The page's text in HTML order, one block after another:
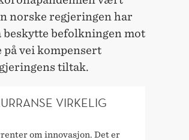
norske regjeringen har
befolkningen mot
på vei kompensert
tiltak.
VIRKELIG
om innovasjon. Det er